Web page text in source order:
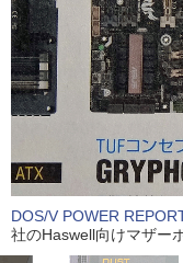
DOS/V POWER
社のHaswell向けマザー